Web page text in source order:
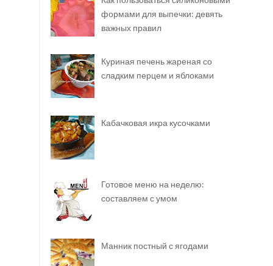
формами для выпечки: девять
важных правил
Куриная печень жареная со
сладким перцем и яблоками
Кабачковая икра кусочками
Готовое меню на неделю:
составляем с умом
Манник постный с ягодами